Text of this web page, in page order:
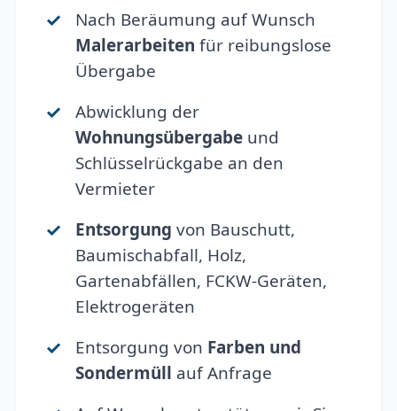
Nach Beräumung auf Wunsch
Malerarbeiten für reibungslose
Übergabe
Abwicklung der
Wohnungsübergabeund
Schlüsselrückgabe an den
Vermieter
Entsorgung von Bauschutt,
Baumischabfall, Holz,
Gartenabfällen, FCKW-Geräten,
Elektrogeräten
Entsorgung von Farben und
Sondermüll auf Anfrage